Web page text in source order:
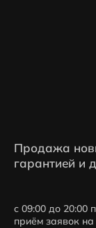
Продажа
гарантией и
с 09:00 до 20:00
приём заявок на